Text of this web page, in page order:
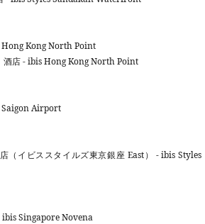
Hong Kong North Point
酒店 - ibis Hong Kong North Point
Saigon Airport
（イビススタイルズ東京銀座 East） - ibis Styles
ibis Singapore Novena